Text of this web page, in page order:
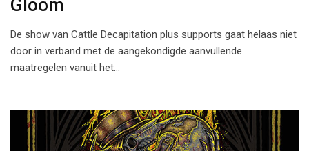
Gloom
De show van Cattle Decapitation plus supports gaat helaas niet
door in verband met de aangekondigde aanvullende
maatregelen vanuit het…